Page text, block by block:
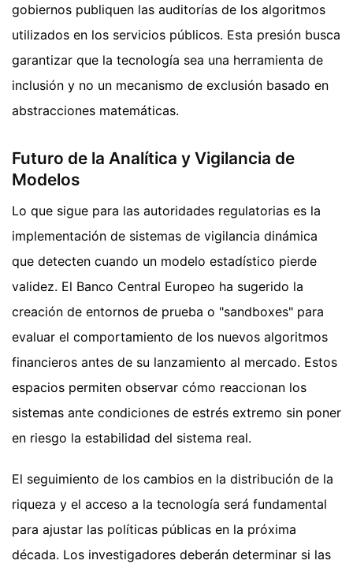
gobiernos publiquen las auditorías de los algoritmos
utilizados en los servicios públicos. Esta presión busca
garantizar que la tecnología sea una herramienta de
inclusión y no un mecanismo de exclusión basado en
abstracciones matemáticas.
Futuro de la Analítica y Vigilancia de
Modelos
Lo que sigue para las autoridades regulatorias es la
implementación de sistemas de vigilancia dinámica
que detecten cuando un modelo estadístico pierde
validez. El Banco Central Europeo ha sugerido la
creación de entornos de prueba o "sandboxes" para
evaluar el comportamiento de los nuevos algoritmos
financieros antes de su lanzamiento al mercado. Estos
espacios permiten observar cómo reaccionan los
sistemas ante condiciones de estrés extremo sin poner
en riesgo la estabilidad del sistema real.
El seguimiento de los cambios en la distribución de la
riqueza y el acceso a la tecnología será fundamental
para ajustar las políticas públicas en la próxima
década. Los investigadores deberán determinar si las